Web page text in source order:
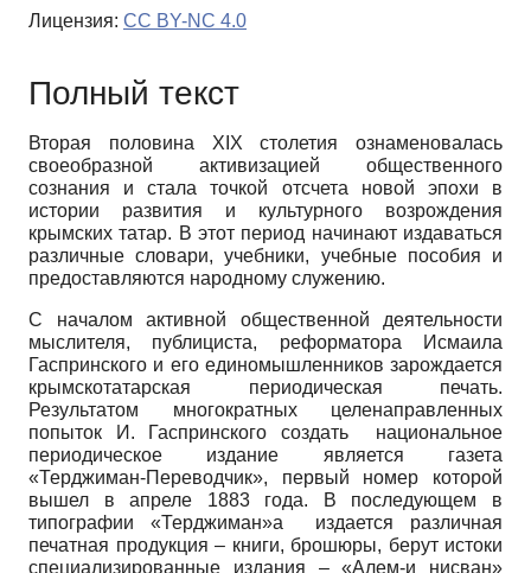
Лицензия: CC BY-NC 4.0
Полный текст
Вторая половина XIX столетия ознаменовалась
своеобразной активизацией общественного
сознания и стала точкой отсчета новой эпохи в
истории развития и культурного возрождения
крымских татар. В этот период начинают издаваться
различные словари, учебники, учебные пособия и
предоставляются народному служению.
С началом активной общественной деятельности
мыслителя, публициста, реформатора Исмаила
Гаспринского и его единомышленников зарождается
крымскотатарская периодическая печать.
Результатом многократных целенаправленных
попыток И. Гаспринского создать национальное
периодическое издание является газета
«Терджиман-Переводчик», первый номер которой
вышел в апреле 1883 года. В последующем в
типографии «Терджиман»а издается различная
печатная продукция – книги, брошюры, берут истоки
специализированные издания – «Алем-и нисван»